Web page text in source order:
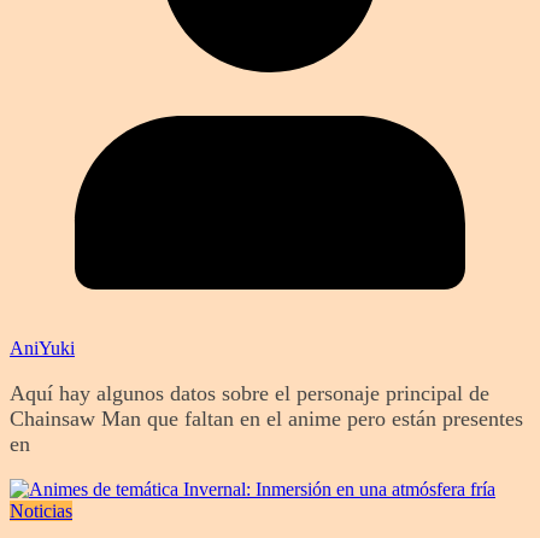
AniYuki
Aquí hay algunos datos sobre el personaje principal de
Chainsaw Man que faltan en el anime pero están presentes
en
Noticias